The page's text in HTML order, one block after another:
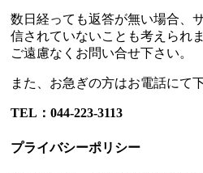
数日経っても返答が無い場合、
信されていないことも考えられま
ご遠慮なくお問い合せ下さい。
また、お急ぎの方はお電話にて
TEL：044-223-3113
プライバシーポリシー